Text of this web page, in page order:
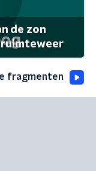
de zon
fragmenten